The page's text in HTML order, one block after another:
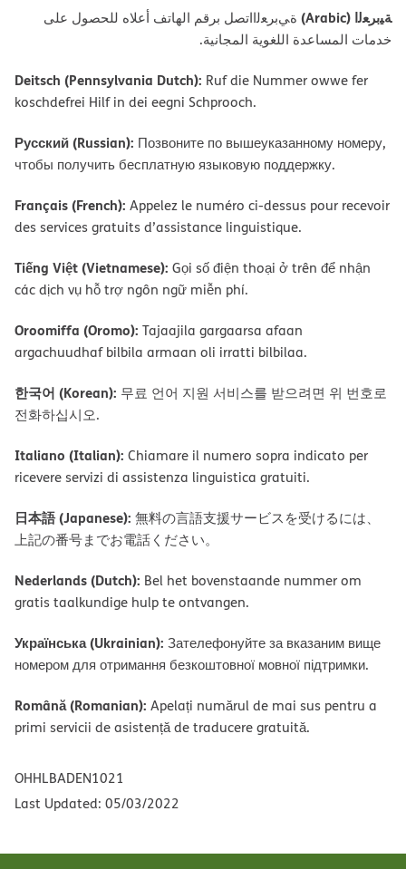
ﺔﯿﺑﺮﻌﻟا (Arabic)
ةﻲﺑﺮﻌﻟااﺗﺼﻞ ﺑﺮﻗﻢ اﻟﮭﺎﺗﻒ أﻋﻼه ﻟﻠﺤﺼﻮل ﻋﻠﻰ
ﺧﺪﻣﺎت اﻟﻤﺴﺎﻋﺪة اﻟﻠﻐﻮﯾﺔ اﻟﻤﺠﺎﻧﯿﺔ.
Deitsch (Pennsylvania Dutch): Ruf die Nummer owwe fer
koschdefrei Hilf in dei eegni Schprooch.
Русский (Russian): Позвоните по вышеуказанному номеру,
чтобы получить бесплатную языковую поддержку.
Français (French): Appelez le numéro ci-dessus pour recevoir
des services gratuits d’assistance linguistique.
Tiếng Việt (Vietnamese): Gọi số điện thoại ở trên để nhận
các dịch vụ hỗ trợ ngôn ngữ miễn phí.
Oroomiffa (Oromo): Tajaajila gargaarsa afaan
argachuudhaf bilbila armaan oli irratti bilbilaa.
한국어 (Korean): 무료 언어 지원 서비스를 받으려면 위 번호로
전화하십시오.
Italiano (Italian): Chiamare il numero sopra indicato per
ricevere servizi di assistenza linguistica gratuiti.
日本語 (Japanese): 無料の言語支援サービスを受けるには、
上記の番号までお電話ください。
Nederlands (Dutch): Bel het bovenstaande nummer om
gratis taalkundige hulp te ontvangen.
Українська (Ukrainian): Зателефонуйте за вказаним вище
номером для отримання безкоштовної мовної підтримки.
Română (Romanian): Apelați numărul de mai sus pentru a
primi servicii de asistență de traducere gratuită.
OHHLBADEN1021
Last Updated: 05/03/2022